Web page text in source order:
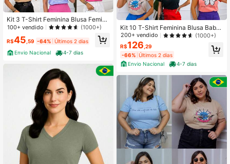
Kit 3 T-Shirt Feminina Blusa Femini
na Baby Look Camiseta Roupa Fem
100+ vendido (1000+)
R$45 ,59 -64% Últimos 2 dias
Envio Nacional
4-7 dias
Kit 10 T-Shirt Feminina Blusa Baby
Look Camiseta Roupa Feminina
200+ vendido (1000+)
R$126 ,29
-66% Últimos 2 dias
Envio Nacional
4-7 dias